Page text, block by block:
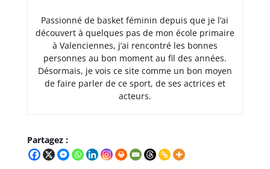
Passionné de basket féminin depuis que je l’ai
découvert à quelques pas de mon école primaire
à Valenciennes, j’ai rencontré les bonnes
personnes au bon moment au fil des années.
Désormais, je vois ce site comme un bon moyen
de faire parler de ce sport, de ses actrices et
acteurs.
Partagez :